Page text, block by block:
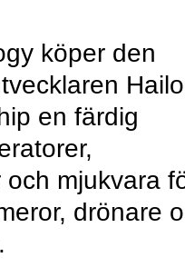
köper den
en färdig
mjukvara
drönare